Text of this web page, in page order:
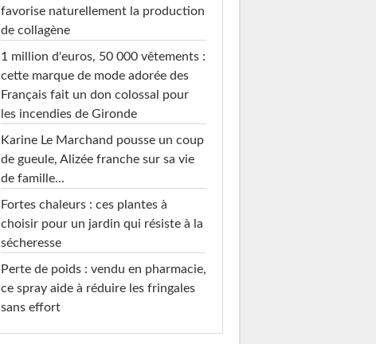
favorise naturellement la production
de collagène
1 million d'euros, 50 000 vêtements :
cette marque de mode adorée des
Français fait un don colossal pour
les incendies de Gironde
Karine Le Marchand pousse un coup
de gueule, Alizée franche sur sa vie
de famille...
Fortes chaleurs : ces plantes à
choisir pour un jardin qui résiste à la
sécheresse
Perte de poids : vendu en pharmacie,
ce spray aide à réduire les fringales
sans effort